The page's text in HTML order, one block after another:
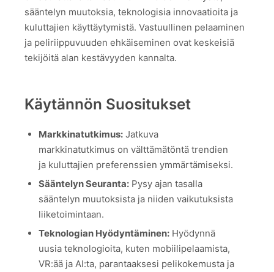
sääntelyn muutoksia, teknologisia innovaatioita ja
kuluttajien käyttäytymistä. Vastuullinen pelaaminen
ja peliriippuvuuden ehkäiseminen ovat keskeisiä
tekijöitä alan kestävyyden kannalta.
Käytännön Suositukset
Markkinatutkimus:Jatkuva
markkinatutkimus on välttämätöntä trendien
ja kuluttajien preferenssien ymmärtämiseksi.
Sääntelyn Seuranta:Pysy ajan tasalla
sääntelyn muutoksista ja niiden vaikutuksista
liiketoimintaan.
Teknologian Hyödyntäminen:Hyödynnä
uusia teknologioita, kuten mobiilipelaamista,
VR:ää ja AI:ta, parantaaksesi pelikokemusta ja